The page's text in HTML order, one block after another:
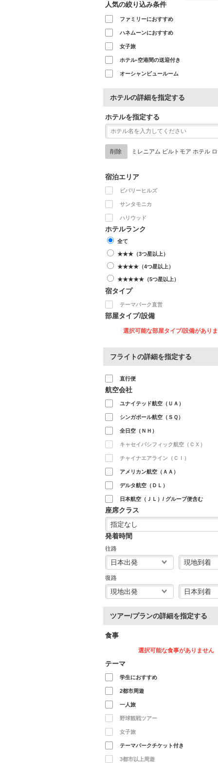
人気の絞り込み条件
ファミリーにおすすめ
ハネムーンにおすすめ
女子旅
ホテル-空港間の送迎付き
オーシャンビュールーム
ホテルの詳細を指定する
ホテルを指定する
削除 ミレニアム ビルトモア ホテル
宿泊エリア
ビバリーヒルズ
サンタモニカ
ハリウッド
ホテルランク
全て
★★★（3つ星以上）
★★★★（4つ星以上）
★★★★★（5つ星以上）
宿タイプ
テーマパーク直営
部屋タイプ/設備
選択可能な部屋タイプ/設備があり
フライトの詳細を指定する
直行便
航空会社
ユナイテッド航空（ＵＡ）
シンガポール航空（ＳＱ）
全日空（ＮＨ）
キャセイパシフィック航空（ＣＸ）
チャイナエアライン（ＣＩ）
アメリカン航空（ＡＡ）
デルタ航空（ＤＬ）
日本航空（ＪＬ）/ グループ便含む
座席クラス
発着時間
往路
復路
ツアー/プランの詳細を指定する
食事
選択可能な食事がありません
テーマ
学生におすすめ
2都市周遊
一人旅
野球観戦ツアー
女子旅
テーマパークチケット付き
3都市以上周遊